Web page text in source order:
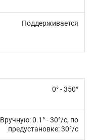
Поддерживается
0° - 350°
Вручную: 0.1° - 30°/с, по
предустановке: 30°/с